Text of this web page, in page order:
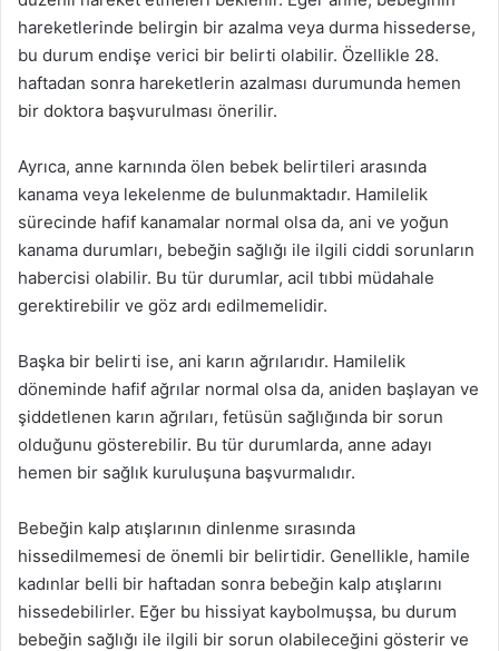
hareketlerinde belirgin bir azalma veya durma hissederse,
bu durum endişe verici bir belirti olabilir. Özellikle 28.
haftadan sonra hareketlerin azalması durumunda hemen
bir doktora başvurulması önerilir.
Ayrıca, anne karnında ölen bebek belirtileri arasında
kanama veya lekelenme de bulunmaktadır. Hamilelik
sürecinde hafif kanamalar normal olsa da, ani ve yoğun
kanama durumları, bebeğin sağlığı ile ilgili ciddi sorunların
habercisi olabilir. Bu tür durumlar, acil tıbbi müdahale
gerektirebilir ve göz ardı edilmemelidir.
Başka bir belirti ise, ani karın ağrılarıdır. Hamilelik
döneminde hafif ağrılar normal olsa da, aniden başlayan ve
şiddetlenen karın ağrıları, fetüsün sağlığında bir sorun
olduğunu gösterebilir. Bu tür durumlarda, anne adayı
hemen bir sağlık kuruluşuna başvurmalıdır.
Bebeğin kalp atışlarının dinlenme sırasında
hissedilmemesi de önemli bir belirtidir. Genellikle, hamile
kadınlar belli bir haftadan sonra bebeğin kalp atışlarını
hissedebilirler. Eğer bu hissiyat kaybolmuşsa, bu durum
bebeğin sağlığı ile ilgili bir sorun olabileceğini gösterir ve